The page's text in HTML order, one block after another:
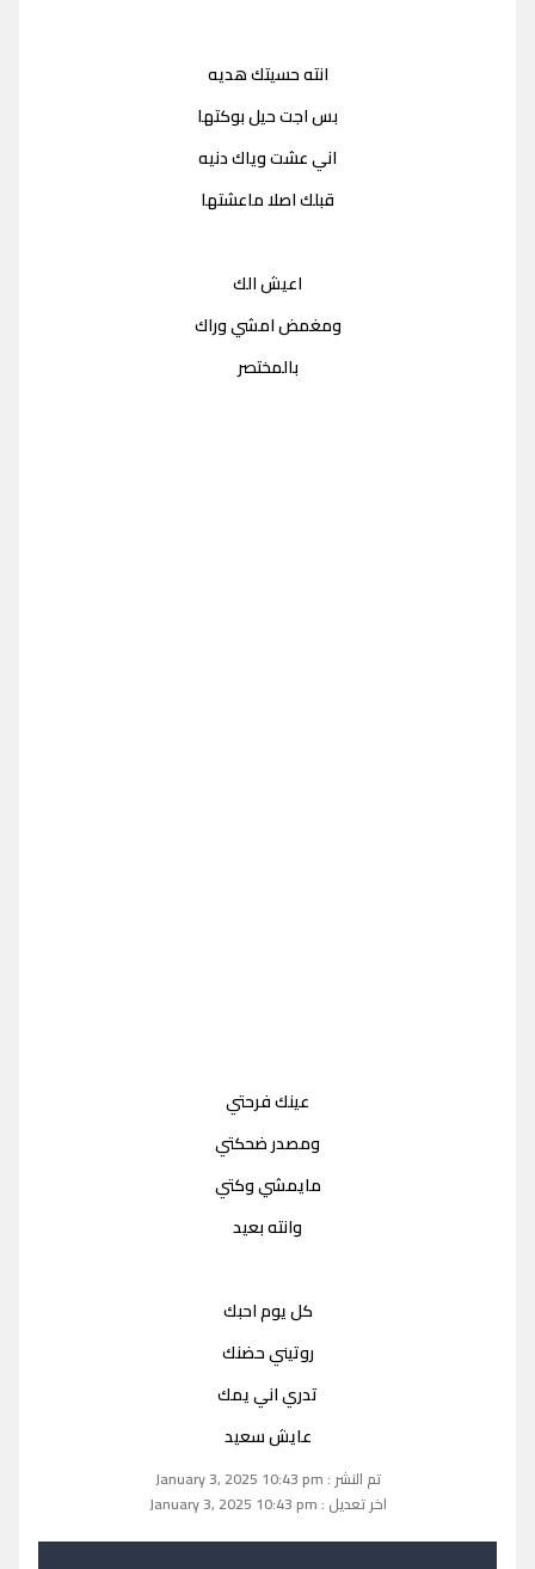
انته حسيتك هديه
بس اجت حيل بوكتها
اني عشت وياك دنيه
قبلك اصلا ماعشتها
اعيش الك
ومغمض امشي وراك
بالمختصر
عينك فرحتي
ومصدر ضحكتي
مايمشي وكتي
وانته بعيد
كل يوم احبك
روتيني حضنك
تدري اني يمك
عايش سعيد
تم النشر : January 3, 2025 10:43 pm
اخر تعديل : January 3, 2025 10:43 pm